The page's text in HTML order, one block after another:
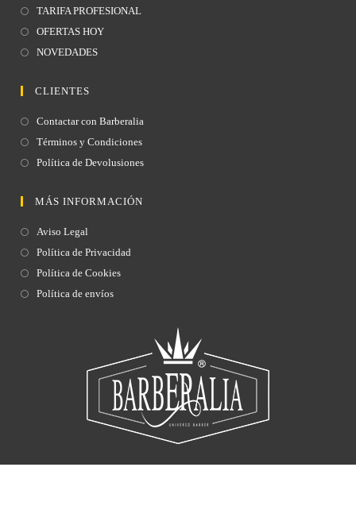
MÁS INFORMACIÓN
Aviso Legal
Política de Privacidad
Política de Cookies
Política de envíos
CLIENTES
Contactar con Barberalia
Términos y Condiciones
Política de Devolusiones
TARIFA PROFESIONAL
OFERTAS HOY
NOVEDADES